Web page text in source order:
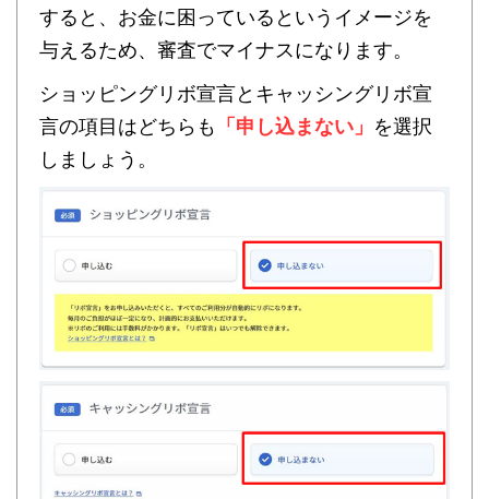
すると、お金に困っているというイメージを
与えるため、審査でマイナスになります。
ショッピングリボ宣言とキャッシングリボ宣
言の項目はどちらも 「申し込まない」 を選択
しましょう。